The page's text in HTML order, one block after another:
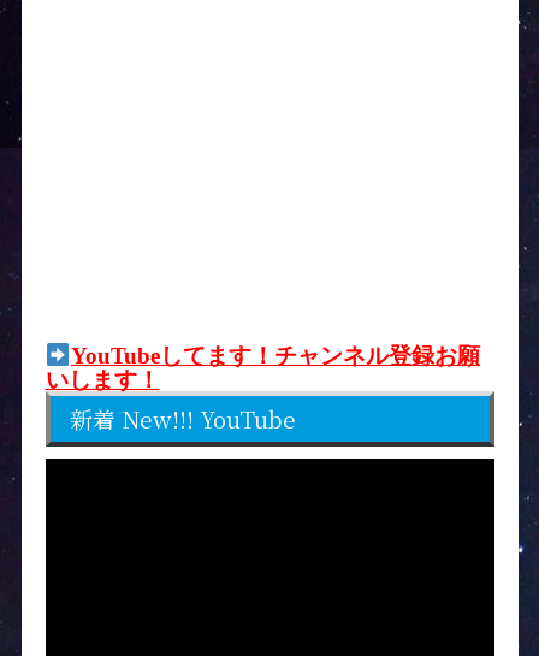
YouTubeしてます！チャンネル登録お願
いします！
新着 New!!! YouTube